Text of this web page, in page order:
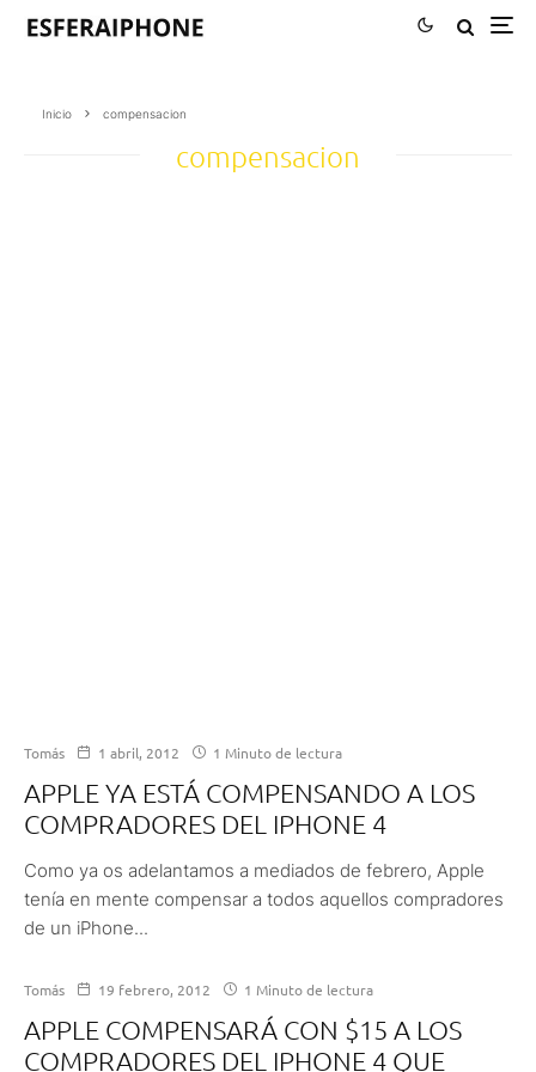
Inicio compensacion
compensacion
Tomás 1 abril, 2012 1 Minuto de lectura
APPLE YA ESTÁ COMPENSANDO A LOS
COMPRADORES DEL IPHONE 4
Como ya os adelantamos a mediados de febrero, Apple
tenía en mente compensar a todos aquellos compradores
de un iPhone...
Tomás 19 febrero, 2012 1 Minuto de lectura
APPLE COMPENSARÁ CON $15 A LOS
COMPRADORES DEL IPHONE 4 QUE